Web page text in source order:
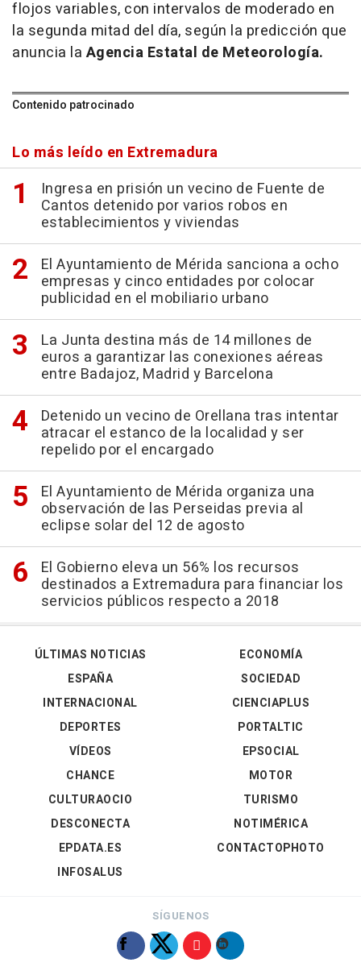
flojos variables, con intervalos de moderado en
la segunda mitad del día, según la predicción que
anuncia la Agencia Estatal de Meteorología.
Contenido patrocinado
Lo más leído en Extremadura
Ingresa en prisión un vecino de Fuente de
Cantos detenido por varios robos en
establecimientos y viviendas
El Ayuntamiento de Mérida sanciona a ocho
empresas y cinco entidades por colocar
publicidad en el mobiliario urbano
La Junta destina más de 14 millones de
euros a garantizar las conexiones aéreas
entre Badajoz, Madrid y Barcelona
Detenido un vecino de Orellana tras intentar
atracar el estanco de la localidad y ser
repelido por el encargado
El Ayuntamiento de Mérida organiza una
observación de las Perseidas previa al
eclipse solar del 12 de agosto
El Gobierno eleva un 56% los recursos
destinados a Extremadura para financiar los
servicios públicos respecto a 2018
ÚLTIMAS NOTICIAS
ESPAÑA
INTERNACIONAL
DEPORTES
VÍDEOS
ECONOMÍA
SOCIEDAD
CIENCIAPLUS
PORTALTIC
EPSOCIAL
CHANCE
CULTURAOCIO
DESCONECTA
EPDATA.ES
INFOSALUS
MOTOR
TURISMO
NOTIMÉRICA
CONTACTOPHOTO
SÍGUENOS